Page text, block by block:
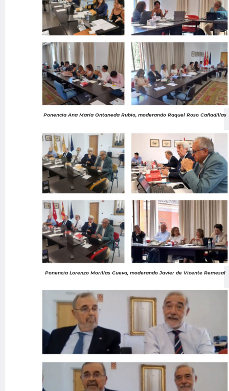
Ponencia Ana María Ontaneda Rubio, moderando Raquel Roso Cañadillas
Ponencia Lorenzo Morillas Cueva, moderando Javier de Vicente Remesal